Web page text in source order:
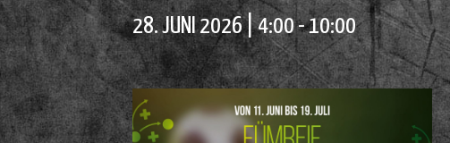
28. JUNI 2026 | 4:00-10:00